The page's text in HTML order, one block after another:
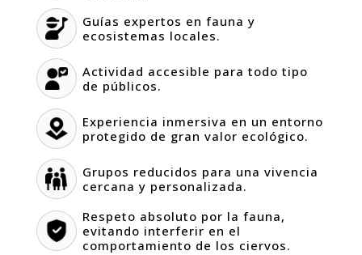
Guías expertos en fauna y
ecosistemas locales.
Actividad accesible para todo tipo
de públicos.
Experiencia inmersiva en un entorno
protegido de gran valor ecológico.
Grupos reducidos para una vivencia
cercana y personalizada.
Respeto absoluto por la fauna,
evitando interferir en el
comportamiento de los ciervos.